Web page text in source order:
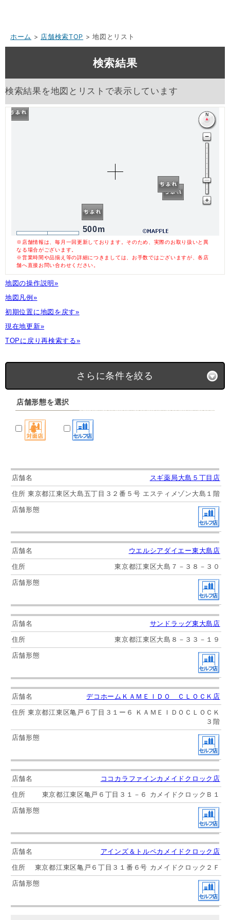
ホーム > 店舗検索TOP > 地図とリスト
検索結果
検索結果を地図とリストで表示しています
500m
※店舗情報は、毎月一回更新しております。そのため、実際のお取り扱いと異
なる場合がございます。
※営業時間や品揃え等の詳細につきましては、お手数ではございますが、各店
舗へ直接お問い合わせください。
地図の操作説明»
地図凡例»
初期位置に地図を戻す»
現在地更新»
TOPに戻り再検索する»
さらに条件を絞る
店舗形態を選択
スギ薬局大島５丁目店
東京都江東区大島五丁目３２番５号 エスティメゾン大島１階
ウエルシアダイエー東大島店
東京都江東区大島７－３８－３０
サンドラッグ東大島店
東京都江東区大島８－３３－１９
デコホームＫＡＭＥＩＤＯ ＣＬＯＣＫ店
東京都江東区亀戸６丁目３１ー６ ＫＡＭＥＩＤＯＣＬＯＣＫ
３階
ココカラファインカメイドクロック店
東京都江東区亀戸６丁目３１－６ カメイドクロックＢ１
アインズ＆トルペカメイドクロック店
東京都江東区亀戸６丁目３１番６号 カメイドクロック２Ｆ